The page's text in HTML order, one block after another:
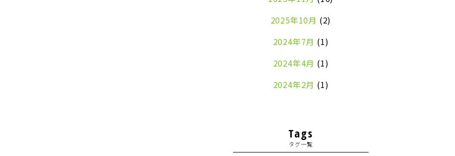
2025年10月 (2)
2024年7月 (1)
2024年4月 (1)
2024年2月 (1)
2023年8月
2023年7月(2)
Tags
タグ一覧